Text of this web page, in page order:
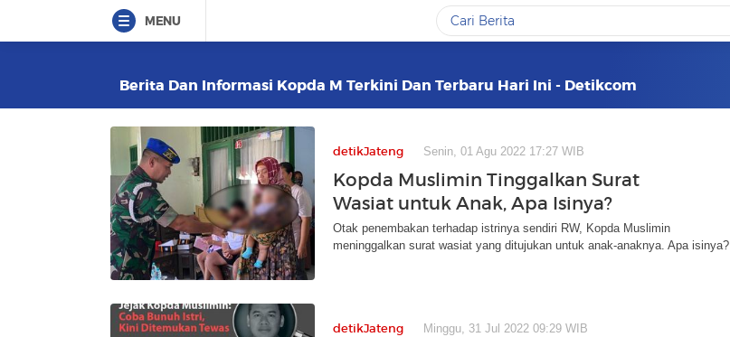
MENU
Berita Dan Informasi Kopda M Terkini Dan Terbaru Hari Ini - Detikcom
detikJateng Senin, 01 Agu 2022 17:27 WIB
Kopda Muslimin Tinggalkan Surat
Wasiat untuk Anak, Apa Isinya?
Otak penembakan terhadap istrinya sendiri RW, Kopda Muslimin
meninggalkan surat wasiat yang ditujukan untuk anak-anaknya. Apa isinya?
detikJateng Minggu, 31 Jul 2022 09:29 WIB